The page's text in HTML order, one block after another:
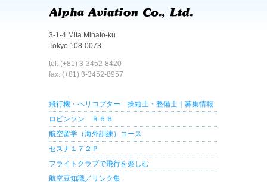
3-1-4 Mita Minato-ku
Tokyo 108-0073
tel: (+81) 3-3452-8420
fax: (+81) 3-3452-8957
飛行機・ヘリコプター 操縦士・整備士｜募集情報
ロビンソン Ｒ６６
航空留学（海外訓練）コース
セスナ１７２Ｐ
フライトクラブで飛行を楽しむ
航空豆知識／リンク集